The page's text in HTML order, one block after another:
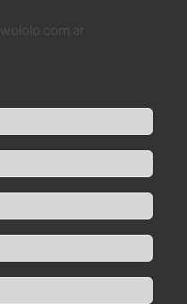
wololo.com.ar